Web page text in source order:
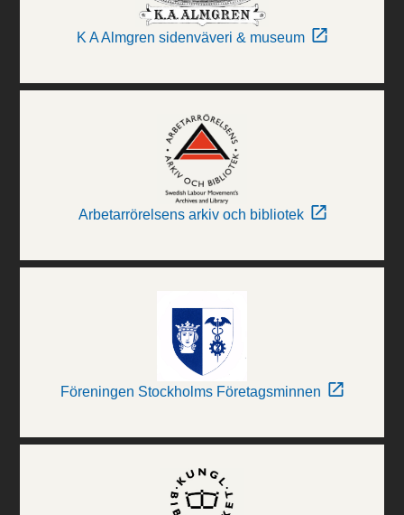
K A Almgren sidenväveri & museum
Arbetarrörelsens arkiv och bibliotek
Föreningen Stockholms Företagsminnen